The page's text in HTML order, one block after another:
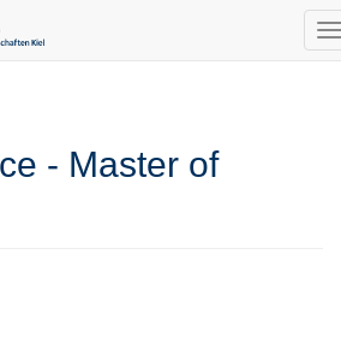
- Master of